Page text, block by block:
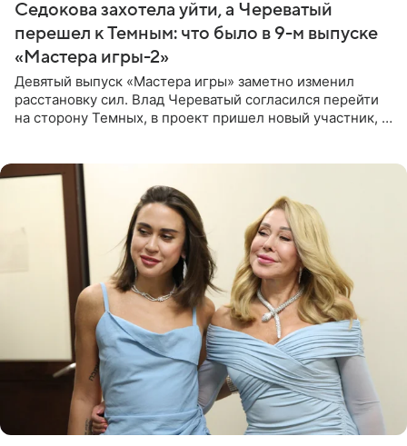
Седокова захотела уйти, а Череватый
перешел к Темным: что было в 9-м выпуске
«Мастера игры-2»
Девятый выпуск «Мастера игры» заметно изменил
расстановку сил. Влад Череватый согласился перейти
на сторону Темных, в проект пришел новый участник, а